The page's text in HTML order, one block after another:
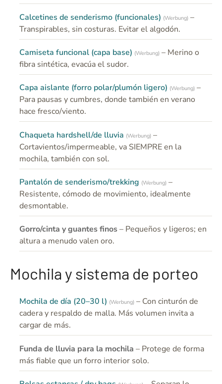
Calcetines de senderismo (funcionales) (Werbung) –
Transpirables, sin costuras. Evitar el algodón.
Camiseta funcional (capa base) (Werbung) – Merino o
fibra sintética, evacúa el sudor.
Capa aislante (forro polar/plumón ligero) (Werbung) –
Para pausas y cumbres, donde también en verano
hace fresco/viento.
Chaqueta hardshell/de lluvia (Werbung) –
Cortavientos/impermeable, va SIEMPRE en la
mochila, también con sol.
Pantalón de senderismo/trekking (Werbung) –
Resistente, cómodo de movimiento, idealmente
desmontable.
Gorro/cinta y guantes finos– Pequeños y ligeros; en
altura a menudo valen oro.
Mochila y sistema de porteo
Mochila de día (20–30 l) (Werbung) – Con cinturón de
cadera y respaldo de malla. Más volumen invita a
cargar de más.
Funda de lluvia para la mochila – Protege de forma
más fiable que un forro interior solo.